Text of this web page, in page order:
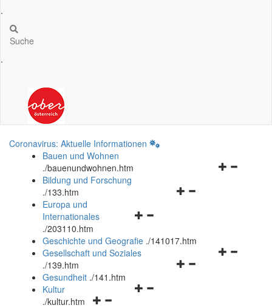
.
Suche
.
Coronavirus: Aktuelle Informationen
Bauen und Wohnen
./bauenundwohnen.htm
Navigationsmenü
Bildung und Forschung
./133.htm
Navigationsmenü
und
schließen
Europa und
Internationales
./203110.htm
Geschichte und Geografie ./141017.htm
Navigationsmenü
Gesellschaft und Soziales
./139.htm
Navigationsmenü
Gesundheit ./141.htm
Navigationsmenü
Kultur
./kultur.htm